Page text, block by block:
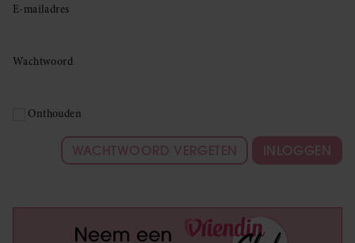
E-mailadres
Wachtwoord
Onthouden
WACHTWOORD VERGETEN INLOGGEN